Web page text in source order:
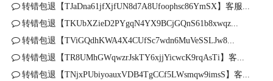
转错包退【TJaDna61jfXjfUN8d7A8Ufoophsc86YmSX】客服...
转错包退【TKUbXZieD2PYgqN4YX9BCjGQnS61b8xwqz...
转错包退【TViGQdhKWA4X4CUfSc7wdn6MuVeSSLJw8...
转错包退【TR8UMhGWqwzrJskTY6xjjYicwcK9rqAsTi】客...
转错包退【TNjxPUbiyoauxVDB4TgCCf5LWsmqw9imsS】客...